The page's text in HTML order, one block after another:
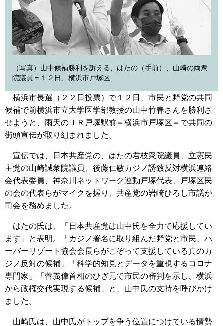
（写真）山中候補勝利を訴える、はたの（手前）、山崎の両衆
院議員＝１２日、横浜市戸塚区
横浜市長選（２２日投票）で１２日、市民と野党の共同
候補で前横浜市立大学医学部教授の山中竹春さんを勝利さ
せようと、雨天のＪＲ戸塚駅前＝横浜市戸塚区＝で共同の
街頭宣伝が取り組まれました。
宣伝では、日本共産党の、はたの君枝衆院議員、立憲民
主党の山崎誠衆院議員、後藤仁敏カジノ誘致反対横浜連絡
会代表委員、神奈川ネットワーク運動戸塚代表、戸塚区民
の会の代表らがマイクを握り、共産党の岩崎ひろし市議が
司会を務めました。
はたの氏は、「日本共産党は山中氏を全力で応援してい
ます」と表明。「カジノ署名に取り組んだ野党と市民、ハ
ーバーリゾート協会会長らがこぞって支援している真のカ
ジノ反対の候補」「科学的知見とデータを重視するコロナ
専門家」「菅義偉首相のひざ元で市民の審判を示し、横浜
から政権交代実現する候補」と、山中氏の支持を呼びかけ
ました。
山崎氏は、山中氏がトップを争う位置につけている情勢